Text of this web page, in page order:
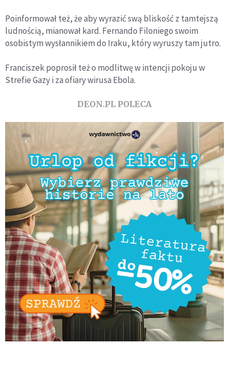
Poinformował też, że aby wyrazić swą bliskość z tamtejszą
ludnością, mianował kard. Fernando Filoniego swoim
osobistym wysłannikiem do Iraku, który wyruszy tam jutro.
Franciszek poprosił też o modlitwę w intencji pokoju w
Strefie Gazy i za ofiary wirusa Ebola.
DEON.PL POLECA